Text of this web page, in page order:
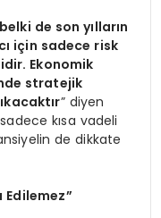
de son yılların
için sadece risk
Ekonomik
stratejik
” diyen
kısa vadeli
de dikkate
Edilemez”